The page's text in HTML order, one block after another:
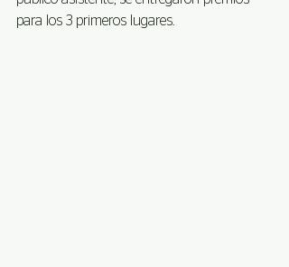
para los 3 primeros lugares.